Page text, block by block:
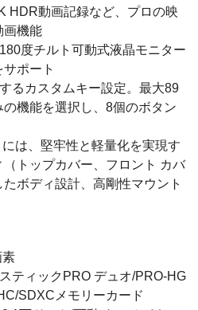
HDR動画記録など、プロの映
画機能
度チルト可動式液晶モニター
ポート
るカスタムキー設定。最大89
機能を選択し、8個のボタン
は、堅牢性と軽量化を実現す
トップカバー、フロント カバ
ボディ設計、高剛性マウント
素
ティックPRO デュオ/PRO-HG
SDXCメモリーカード